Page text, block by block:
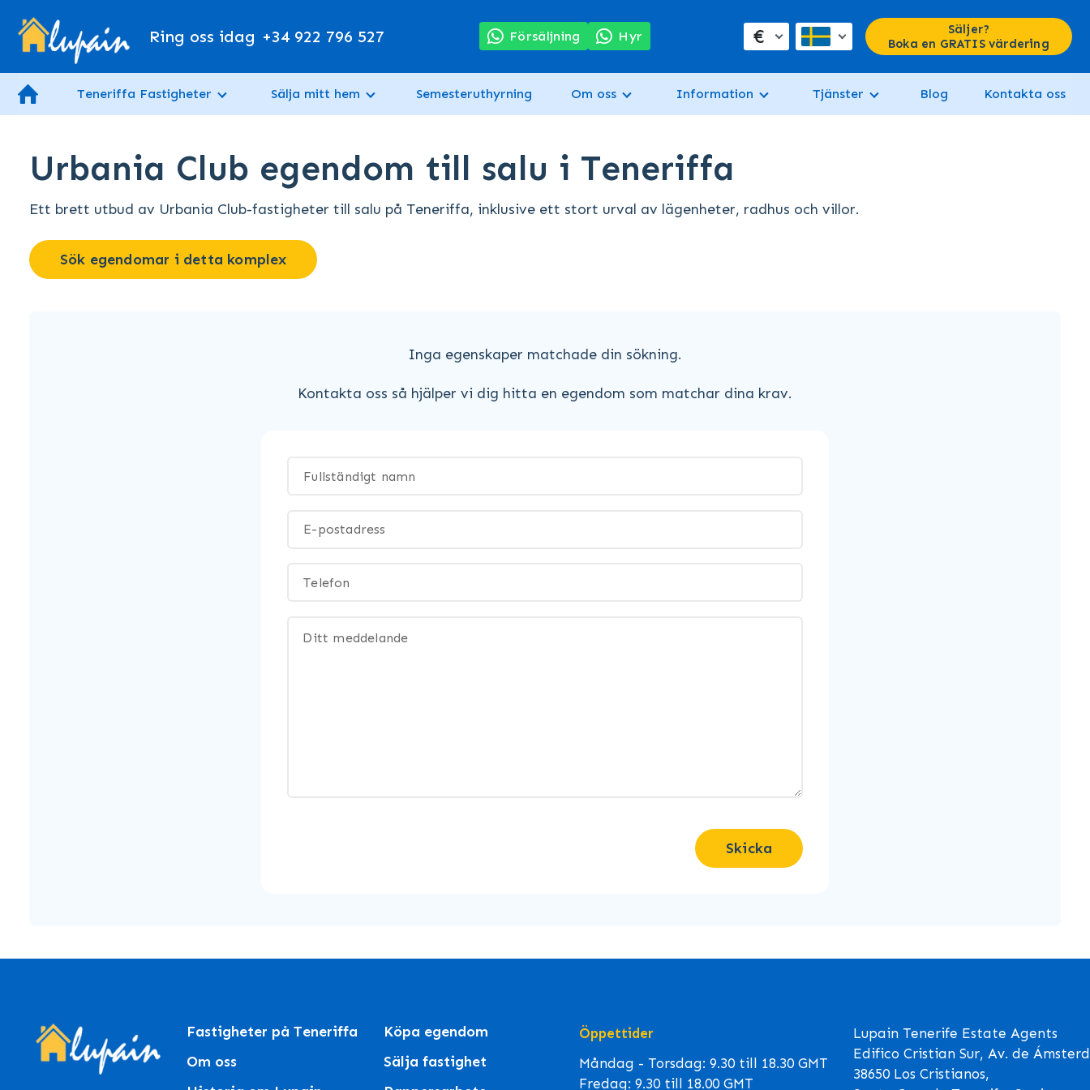
Ring oss idag +34 922 796 527 Försäljning Hyr €
Säljer?
Boka en GRATIS värdering
Teneriffa Fastigheter Sälja mitt hem Semesteruthyrning Om oss Information Tjänster Blog Kontakta oss
Urbania Club egendom till salu i Teneriffa
Ett brett utbud av Urbania Club-fastigheter till salu på Teneriffa, inklusive ett stort urval av lägenheter, radhus och villor.
Sök egendomar i detta komplex
Inga egenskaper matchade din sökning.
Kontakta oss så hjälper vi dig hitta en egendom som matchar dina krav.
Skicka
Fastigheter på Teneriffa
Om oss
Köpa egendom
Sälja fastighet
Öppettider
Måndag - Torsdag: 9.30 till 18.30 GMT
Fredag: 9.30 till 18.00 GMT
Lupain Tenerife Estate Agents
Edifico Cristian Sur, Av. de
38650 Los Cristianos,